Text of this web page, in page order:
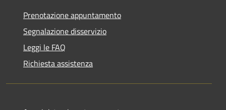
Prenotazione appuntamento
Segnalazione disservizio
Leggi le FAQ
Richiesta assistenza